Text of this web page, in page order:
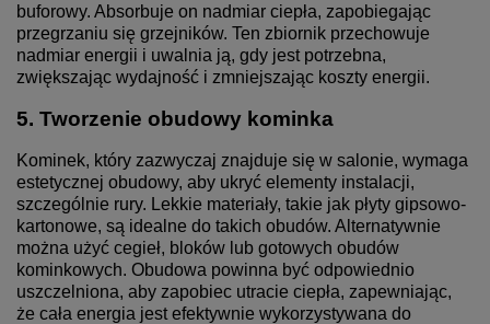
buforowy. Absorbuje on nadmiar ciepła, zapobiegając
przegrzaniu się grzejników. Ten zbiornik przechowuje
nadmiar energii i uwalnia ją, gdy jest potrzebna,
zwiększając wydajność i zmniejszając koszty energii.
5. Tworzenie obudowy kominka
Kominek, który zazwyczaj znajduje się w salonie, wymaga
estetycznej obudowy, aby ukryć elementy instalacji,
szczególnie rury. Lekkie materiały, takie jak płyty gipsowo-
kartonowe, są idealne do takich obudów. Alternatywnie
można użyć cegieł, bloków lub gotowych obudów
kominkowych. Obudowa powinna być odpowiednio
uszczelniona, aby zapobiec utracie ciepła, zapewniając,
że cała energia jest efektywnie wykorzystywana do